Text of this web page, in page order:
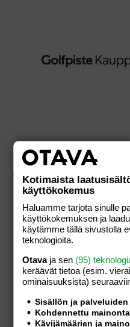
ALE
Kotimaista
käyttökokemus
Haluamme tarjota sinulle
käyttökokemuksen ja
käytämme tällä sivustolla
teknologioita.
Otavaja sen (95)
keräävät tietoa (esim.
ominaisuuk­sista)
Sisällön ja palveluiden
Kohdennettu
Kävijämäärien ja